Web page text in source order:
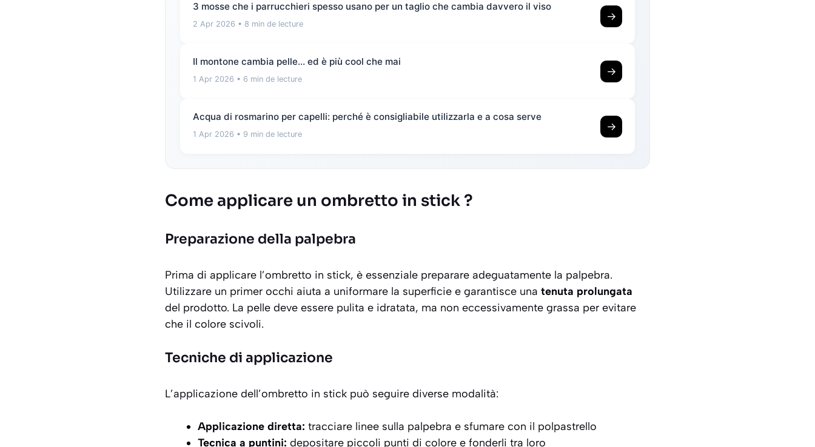
3 mosse che i parrucchieri spesso usano per un taglio che cambia davvero il viso
2 Apr 2026 • 8 min de lecture
→
Il montone cambia pelle… ed è più cool che mai
1 Apr 2026 • 6 min de lecture
→
Acqua di rosmarino per capelli: perché è consigliabile utilizzarla e a cosa serve
1 Apr 2026 • 9 min de lecture
→
Come applicare un ombretto in stick ?
Preparazione della palpebra
Prima di applicare l’ombretto in stick, è essenziale preparare adeguatamente la palpebra.
Utilizzare un primer occhi aiuta a uniformare la superficie e garantisce una tenuta prolungata
del prodotto. La pelle deve essere pulita e idratata, ma non eccessivamente grassa per evitare
che il colore scivoli.
Tecniche di applicazione
L’applicazione dell’ombretto in stick può seguire diverse modalità:
Applicazione diretta: tracciare linee sulla palpebra e sfumare con il polpastrello
Tecnica a puntini: depositare piccoli punti di colore e fonderli tra loro